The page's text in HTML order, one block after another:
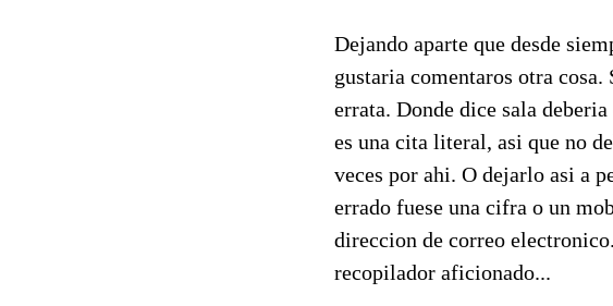
Dejando aparte que desde
gustaria comentaros otra
errata. Donde dice sala
es una cita literal, asi que no
veces por ahi. O dejarlo asi a
errado fuese una cifra o un
direccion de correo
recopilador aficionado...